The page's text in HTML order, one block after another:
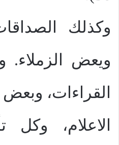
وكذلك
ويعض الزملاء.
القراءات،
الاعلام، وكل